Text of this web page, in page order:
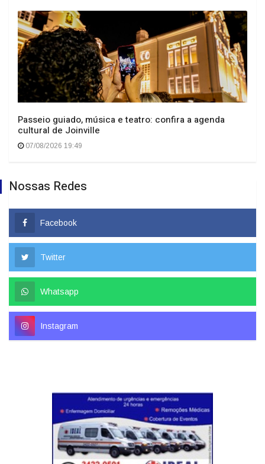
Passeio guiado, música e teatro: confira a agenda
cultural de Joinville
07/08/2026 19:49
Nossas Redes
Facebook
Twitter
Whatsapp
Instagram